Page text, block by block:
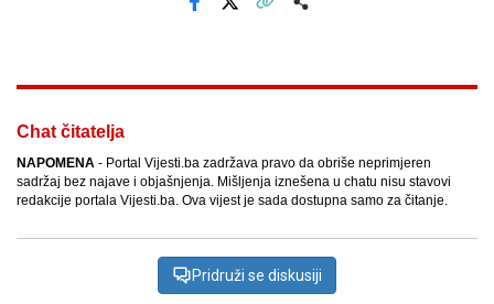
Chat čitatelja
NAPOMENA - Portal Vijesti.ba zadržava pravo da obriše neprimjeren
sadržaj bez najave i objašnjenja. Mišljenja iznešena u chatu nisu stavovi
redakcije portala Vijesti.ba. Ova vijest je sada dostupna samo za čitanje.
Pridruži se diskusiji